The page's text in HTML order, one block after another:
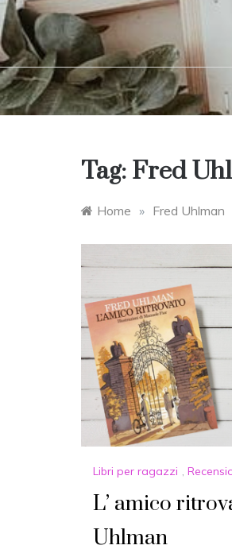
Tag: Fred
Home » Fred Uhlman
Libri per ragazzi ,
L’ amico
Uhlman